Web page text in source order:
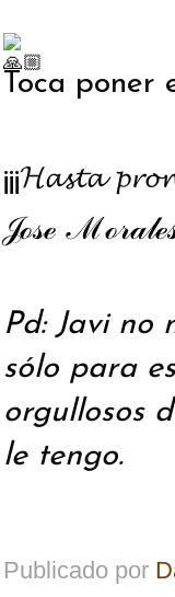
Toca poner
¡¡¡𝓗𝓪𝓼𝓽𝓪
𝒥ℴ𝓈ℯ
Pd: Javi no
sólo para
orgullosos
le tengo.
Publicado por